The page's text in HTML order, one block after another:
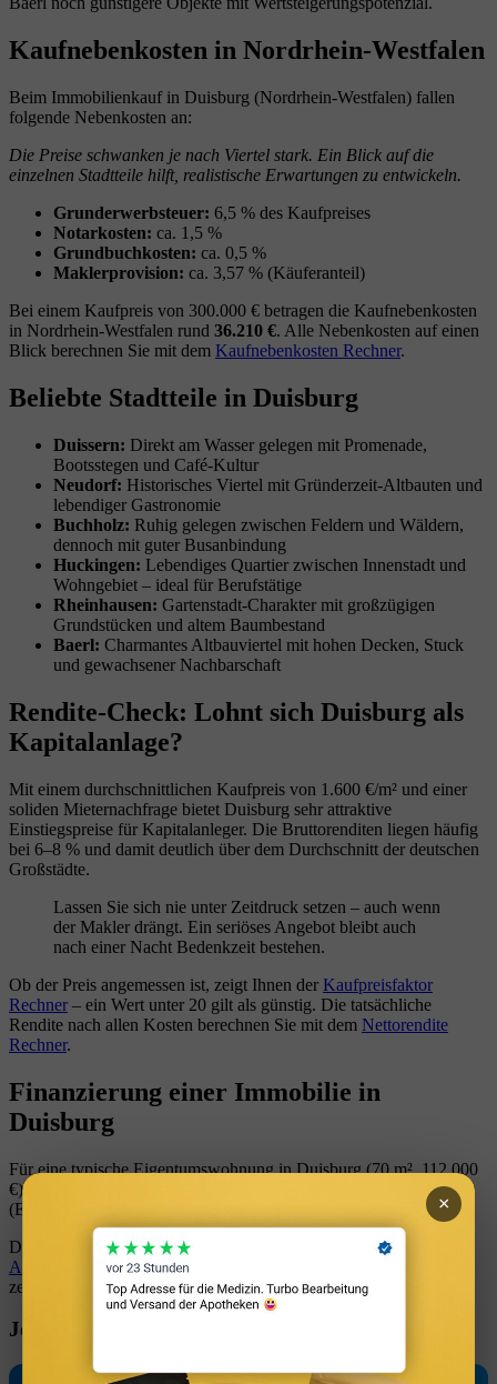
Kaufnebenkosten in Nordrhein-Westfalen
Beim Immobilienkauf in Duisburg (Nordrhein-Westfalen) fallen
folgende Nebenkosten an:
Die Preise schwanken je nach Viertel stark. Ein Blick auf die
einzelnen Stadtteile hilft, realistische Erwartungen zu entwickeln.
Grunderwerbsteuer: 6,5 % des Kaufpreises
Notarkosten: ca. 1,5 %
Grundbuchkosten: ca. 0,5 %
Maklerprovision: ca. 3,57 % (Käuferanteil)
Bei einem Kaufpreis von 300.000 € betragen die Kaufnebenkosten
in Nordrhein-Westfalen rund 36.210 €. Alle Nebenkosten auf einen
Blick berechnen Sie mit dem Kaufnebenkosten Rechner.
Beliebte Stadtteile in Duisburg
Duissern: Direkt am Wasser gelegen mit Promenade,
Bootsstegen und Café-Kultur
Neudorf: Historisches Viertel mit Gründerzeit-Altbauten und
lebendiger Gastronomie
Buchholz: Ruhig gelegen zwischen Feldern und Wäldern,
dennoch mit guter Busanbindung
Huckingen: Lebendiges Quartier zwischen Innenstadt und
Wohngebiet – ideal für Berufstätige
Rheinhausen: Gartenstadt-Charakter mit großzügigen
Grundstücken und altem Baumbestand
Baerl: Charmantes Altbauviertel mit hohen Decken, Stuck
und gewachsener Nachbarschaft
Rendite-Check: Lohnt sich Duisburg als
Kapitalanlage?
Mit einem durchschnittlichen Kaufpreis von 1.600 €/m² und einer
soliden Mieternachfrage bietet Duisburg sehr attraktive
Einstiegspreise für Kapitalanleger. Die Bruttorenditen liegen häufig
bei 6–8 % und damit deutlich über dem Durchschnitt der deutschen
Großstädte.
Lassen Sie sich nie unter Zeitdruck setzen – auch wenn
der Makler drängt. Ein seriöses Angebot bleibt auch
nach einer Nacht Bedenkzeit bestehen.
Ob der Preis angemessen ist, zeigt Ihnen der Kaufpreisfaktor
Rechner – ein Wert unter 20 gilt als günstig. Die tatsächliche
Rendite nach allen Kosten berechnen Sie mit dem Nettorendite
Rechner.
Finanzierung einer Immobilie in
Duisburg
Für eine typische Eigentumswohnung in Duisburg (70 m², 112.000
€) benötigen Sie bei 20 % Eigenkapital rund
Eigenmittel
(Eigenkapital + Kaufnebenkosten).
Die monatliche Rate für Ihr Darlehen berechnen Sie mit dem
Annuitätenrechner. Wie viel Eigenkapital Sie wirklich brauchen,
zeigt der
Eigenkapital Rechner.
Jetzt selbst berechnen
×